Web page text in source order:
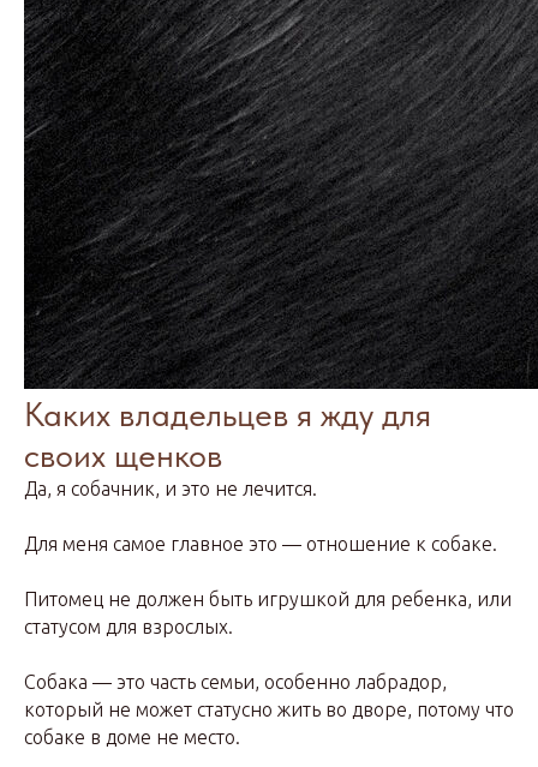
Каких владельцев я жду для
своих щенков
Да, я собачник, и это не лечится.
Для меня самое главное это — отношение к собаке.
Питомец не должен быть игрушкой для ребенка, или
статусом для взрослых.
Собака — это часть семьи, особенно лабрадор,
который не может статусно жить во дворе, потому что
собаке в доме не место.